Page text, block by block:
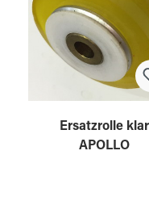
Ersatzrolle klar
APOLLO